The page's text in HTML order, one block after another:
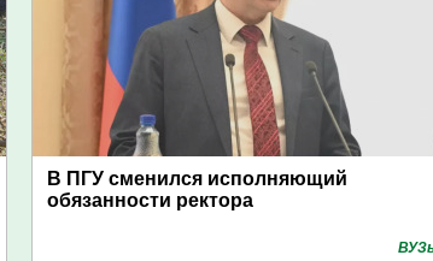
В ПГУ сменился исполняющий
обязанности ректора